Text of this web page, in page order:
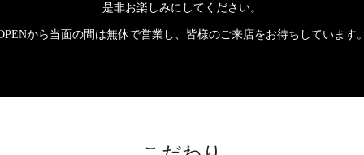
是非お楽しみにしてください。
から当面の間は無休で営業し、皆様のご来店をお待ちしています。